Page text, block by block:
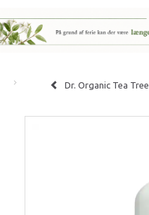
Dr. Organic Tea Tree